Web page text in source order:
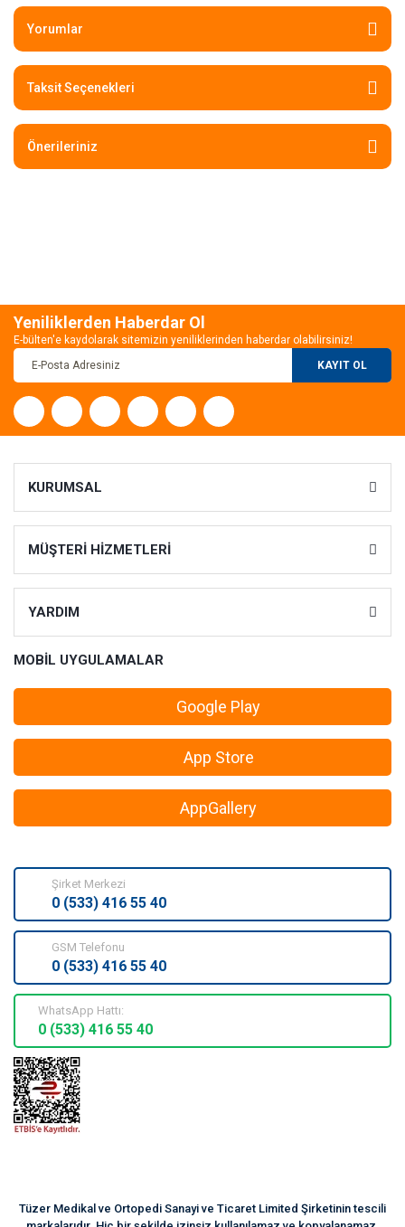
Yorumlar
Taksit Seçenekleri
Önerileriniz
Yeniliklerden Haberdar Ol
E-bülten'e kaydolarak sitemizin yeniliklerinden haberdar olabilirsiniz!
KAYIT OL
KURUMSAL
MÜŞTERİ HİZMETLERİ
YARDIM
MOBİL UYGULAMALAR
Google Play
App Store
AppGallery
Şirket Merkezi
0 (533) 416 55 40
GSM Telefonu
0 (533) 416 55 40
WhatsApp Hattı:
0 (533) 416 55 40
Tüzer Medikal ve Ortopedi Sanayi ve Ticaret Limited Şirketinin tescili